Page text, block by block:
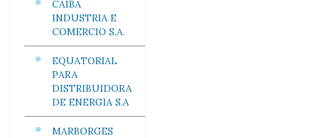
CAIBA
INDUSTRIA E
COMERCIO S.A.
EQUATORIAL
PARA
DISTRIBUIDORA
DE ENERGIA S.A
MARBORGES